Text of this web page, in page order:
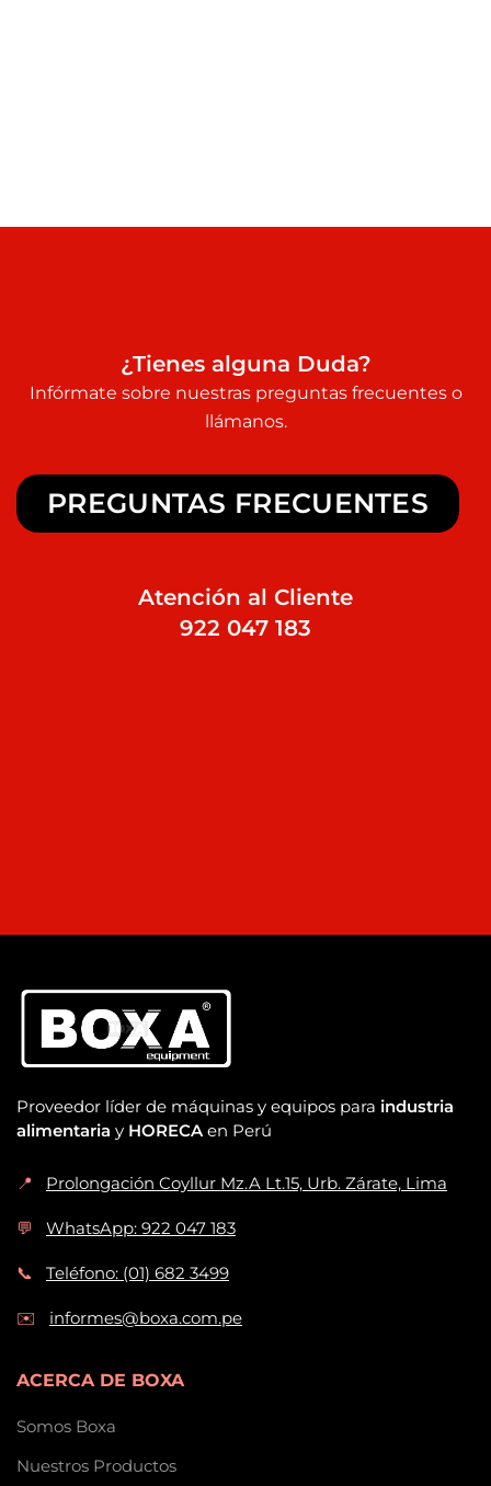
¿Tienes alguna Duda?
Infórmate sobre nuestras preguntas frecuentes o
llámanos.
PREGUNTAS FRECUENTES
Atención al Cliente
922 047 183
Proveedor líder de máquinas y equipos para industria
alimentaria y HORECAen Perú
📍 Prolongación Coyllur Mz.A Lt.15, Urb. Zárate, Lima
💬 WhatsApp: 922 047 183
📞 Teléfono: (01) 682 3499
✉️ informes@boxa.com.pe
ACERCA DE BOXA
Somos Boxa
Nuestros Productos